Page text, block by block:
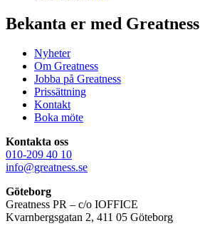
Bekanta er med Greatness
Nyheter
Om Greatness
Jobba på Greatness
Prissättning
Kontakt
Boka möte
Kontakta oss
010-209 40 10
info@greatness.se
Göteborg
Greatness PR – c/o IOFFICE
Kvarnbergsgatan 2, 411 05 Göteborg